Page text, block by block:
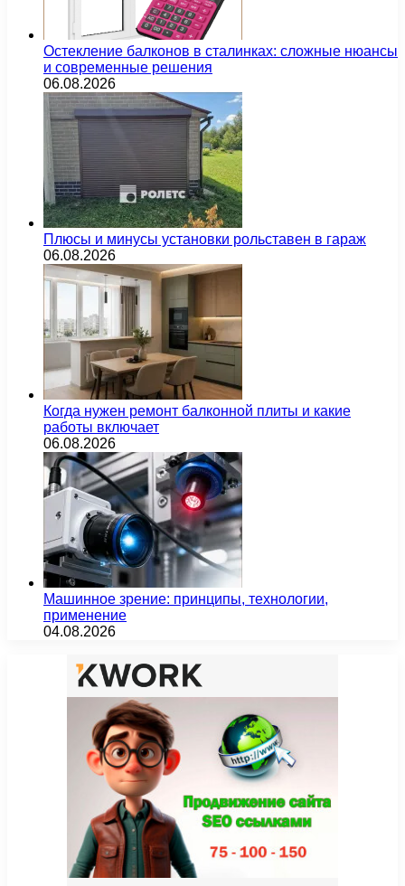
Остекление балконов в сталинках: сложные нюансы
и современные решения
06.08.2026
Плюсы и минусы установки рольставен в гараж
06.08.2026
Когда нужен ремонт балконной плиты и какие
работы включает
06.08.2026
Машинное зрение: принципы, технологии,
применение
04.08.2026